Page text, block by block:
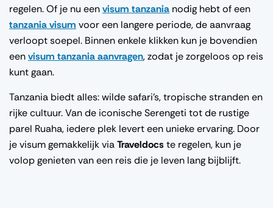
regelen. Of je nu eenvisum tanzania nodig hebt of een
tanzania visum voor een langere periode, de aanvraag
verloopt soepel. Binnen enkele klikken kun je bovendien
eenvisum tanzania aanvragen, zodat je zorgeloos op reis
kunt gaan.
Tanzania biedt alles: wilde safari’s, tropische stranden en
rijke cultuur. Van de iconische Serengeti tot de rustige
parel Ruaha, iedere plek levert een unieke ervaring. Door
je visum gemakkelijk viaTraveldocs te regelen, kun je
volop genieten van een reis die je leven lang bijblijft.